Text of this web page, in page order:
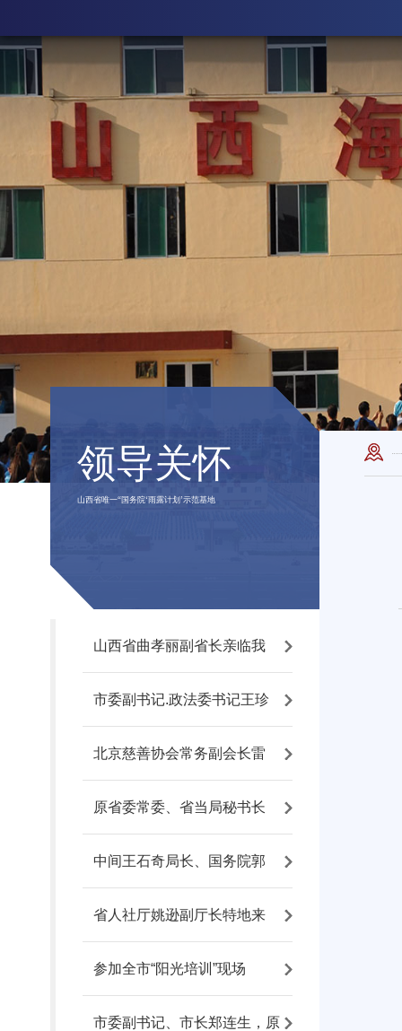
领导关怀
山西省唯一“国务院‘雨露计划’示范基地
山西省曲孝丽副省长亲临我
市委副书记.政法委书记王珍
北京慈善协会常务副会长雷
原省委常委、省当局秘书长
中间王石奇局长、国务院郭
省人社厅姚逊副厅长特地来
参加全市“阳光培训”现场
市委副书记、市长郑连生，原